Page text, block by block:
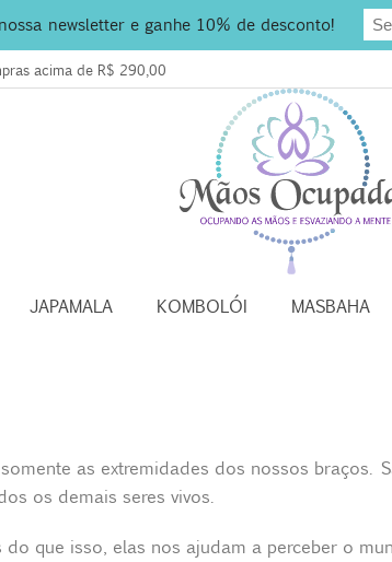
acima de R$ 290,00
JAPAMALA KOMBOLÓI MASBAHA
as extremidades dos nossos braços.
os demais seres vivos.
que isso, elas nos ajudam a perceber o
newsletter e ganhe 10% de desconto!